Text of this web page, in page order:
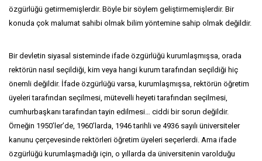
özgürlüğü getirmemişlerdir. Böyle bir söylem geliştirmemişlerdir. Bir
konuda çok malumat sahibi olmak bilim yöntemine sahip olmak değildir.
Bir devletin siyasal sisteminde ifade özgürlüğü kurumlaşmışsa, orada
rektörün nasıl seçildiği, kim veya hangi kurum tarafından seçildiği hiç
önemli değildir. İfade özgürlüğü varsa, kurumlaşmışsa, rektörün öğretim
üyeleri tarafından seçilmesi, mütevelli heyeti tarafından seçilmesi,
cumhurbaşkanı tarafından tayin edilmesi… ciddi bir sorun değildir.
Örneğin 1950’ler’de, 1960’larda, 1946 tarihli ve 4936 sayılı üniversiteler
kanunu çerçevesinde rektörleri öğretim üyeleri seçerlerdi. Ama ifade
özgürlüğü kurumlaşmadığı için, o yıllarda da üniversitenin varolduğu